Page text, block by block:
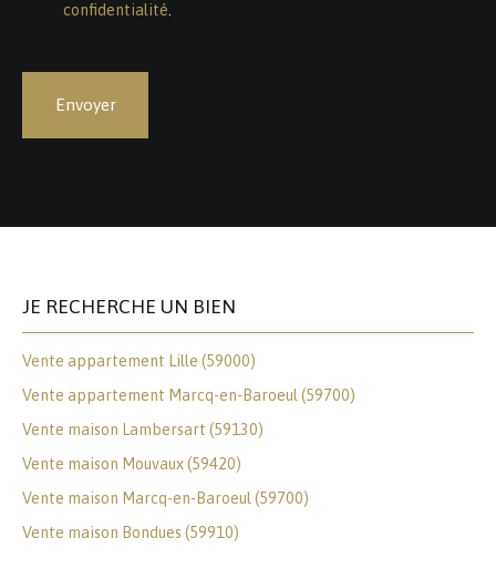
confidentialité.
Envoyer
JE RECHERCHE UN BIEN
Vente appartement Lille (59000)
Vente appartement Marcq-en-Baroeul (59700)
Vente maison Lambersart (59130)
Vente maison Mouvaux (59420)
Vente maison Marcq-en-Baroeul (59700)
Vente maison Bondues (59910)